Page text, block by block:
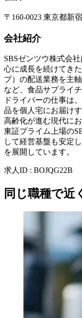
〒160-0023 東京都新
会社紹介
SBSゼンツウ株式会
心に成長を続けてき
プ）の配送業務を主
など、食品サプライ
ドライバーの仕事は
品を個人宅にお届け
高齢化が進む現代に
東証プライム上場の
して経営基盤も安定
を展開しています。
求人ID : BOJQG22B
同じ職種で近